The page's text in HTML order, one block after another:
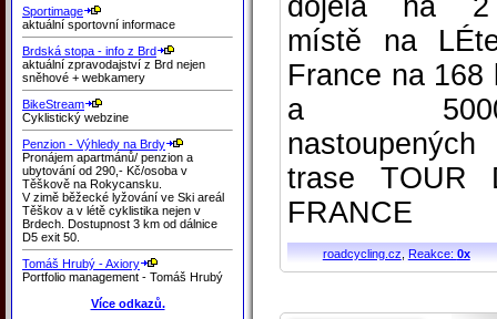
Sportimage
aktuální sportovní informace
Brdská stopa - info z Brd
aktuální zpravodajství z Brd nejen
sněhové + webkamery
BikeStream
Cyklistický webzine
Penzion - Výhledy na Brdy
Pronájem apartmánů/ penzion a
ubytování od 290,- Kč/osoba v
Těškově na Rokycansku.
V zimě běžecké lyžování ve Ski areál
Těškov a v létě cyklistika nejen v
Brdech. Dostupnost 3 km od dálnice
D5 exit 50.
Tomáš Hrubý - Axiory
Portfolio management - Tomáš Hrubý
Více odkazů.
dojela na
místě na
France na 168
a
nastoupených
trase TOUR
FRANCE
roadcycling.cz Reakce: 0x